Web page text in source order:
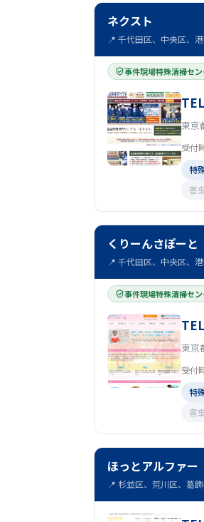
ネクスト
📍 千代田区、中央区、
事件現場特殊清掃セ
東京
受付
特
害
くりーんさぽーと
📍 千代田区、中央区、
事件現場特殊清掃セ
東京
受付
特
害
ほっとアルファー
📍 杉並区、荒川区、葛